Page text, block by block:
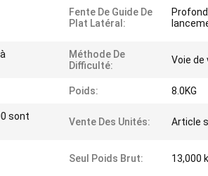
Fente De Guide De
Plat Latéral:
Méthode De
Difficulté:
Voie de
Poids: 8.0KG
sont
Vente Des Unités: Article
Seul Poids Brut: 13,000